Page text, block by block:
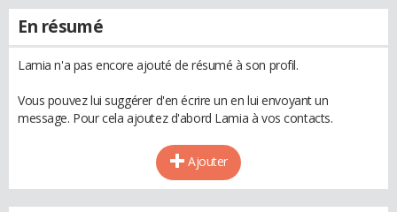
En résumé
Lamia n'a pas encore ajouté de résumé à son profil.
Vous pouvez lui suggérer d'en écrire un en lui envoyant un
message. Pour cela ajoutez d'abord Lamia à vos contacts.
Ajouter